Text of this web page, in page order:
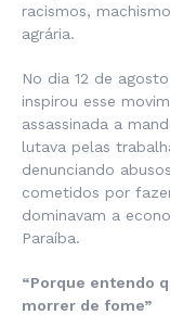
racismos,
agrária.
No dia 12 de
inspirou esse
assassinada a
lutava pelas
denunciando
cometidos por
dominavam a
Paraíba.
“Porque entendo
morrer de fome”